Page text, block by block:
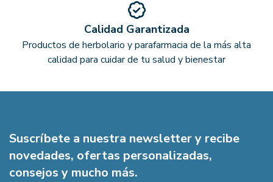
Calidad Garantizada
Productos de herbolario y parafarmacia de la más alta
calidad para cuidar de tu salud y bienestar
Suscríbete a nuestra newsletter y recibe
novedades, ofertas personalizadas,
consejos y mucho más.